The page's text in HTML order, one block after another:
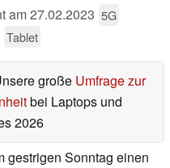
am27.02.2023 5G
Tablet
große Umfrage zur
bei Laptops und
2026
gestrigen Sonntag einen